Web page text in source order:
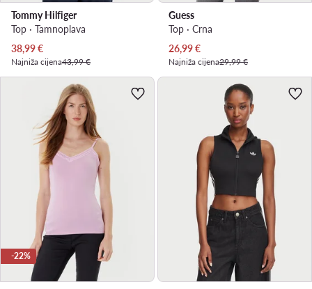
Tommy Hilfiger
Top · Tamnoplava
Trenutna cijena
38,99€
Najniža cijena43,99 €
Guess
Top · Crna
Trenutna cijena
26,99€
Najniža cijena29,99 €
-22%